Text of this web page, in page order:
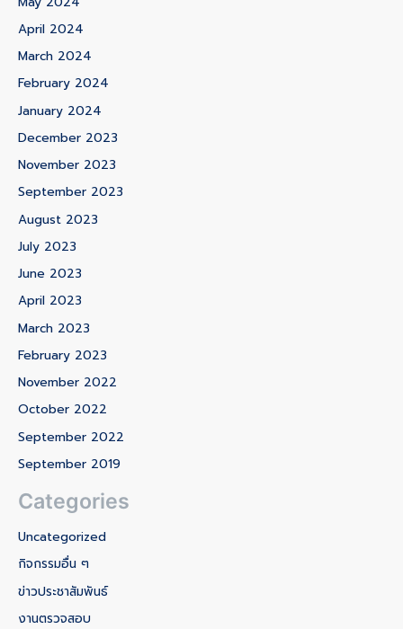
April 2024
March 2024
February 2024
January 2024
December 2023
November 2023
September 2023
August 2023
July 2023
June 2023
April 2023
March 2023
February 2023
November 2022
October 2022
September 2022
September 2019
Categories
Uncategorized
กิจกรรมอื่น ๆ
ข่าวประชาสัมพันธ์
งานตรวจสอบ